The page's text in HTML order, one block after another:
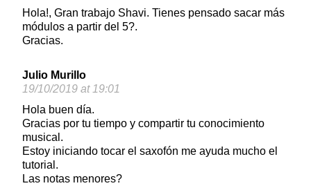
Hola!, Gran trabajo Shavi. Tienes pensado sacar más
módulos a partir del 5?.
Gracias.
Julio Murillo
19/10/2019 at 19:01
Hola buen día.
Gracias por tu tiempo y compartir tu conocimiento
musical.
Estoy iniciando tocar el saxofón me ayuda mucho el
tutorial.
Las notas menores?